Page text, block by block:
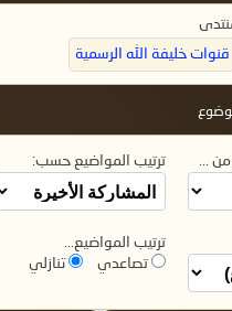
قنوات خليفة الله الرسمية
... ترتيب المواضيع حسب:
ترتيب المواضيع...
تصاعدي
تنازلي